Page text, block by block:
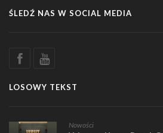
ŚLEDŹ NAS W SOCIAL MEDIA
LOSOWY TEKST
Nowości